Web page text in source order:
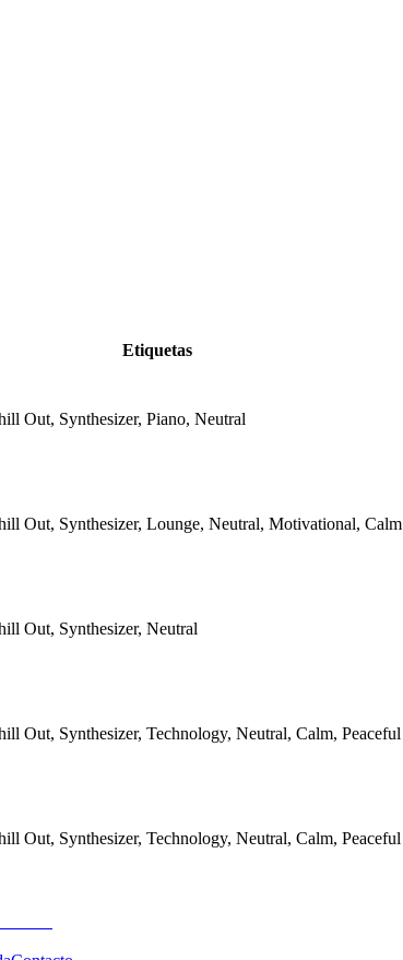
Etiquetas
Out, Synthesizer, Piano, Neutral
Out, Synthesizer, Lounge, Neutral, Motivational, Calm
Out, Synthesizer, Neutral
Out, Synthesizer, Technology, Neutral, Calm, Peaceful
Out, Synthesizer, Technology, Neutral, Calm, Peaceful